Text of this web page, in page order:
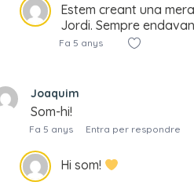
Estem creant una
Jordi. Sempre
Fa 5 anys
Joaquim
Som-hi!
Fa 5 anys Entra per respondre
Hi som!